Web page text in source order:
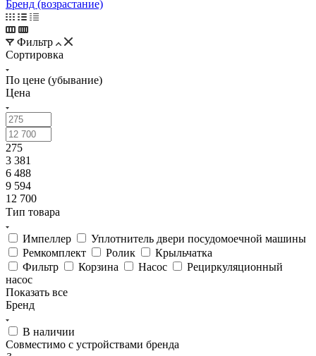
Фильтр
Сортировка
По цене (убывание)
Цена
275
3 381
6 488
9 594
12 700
Тип товара
Ремкомплект
Ролик
Крыльчатка
Фильтр
Корзина Насос
Рециркуляционный
насос
Показать все
Бренд
Совместимо с устройствами бренда
?